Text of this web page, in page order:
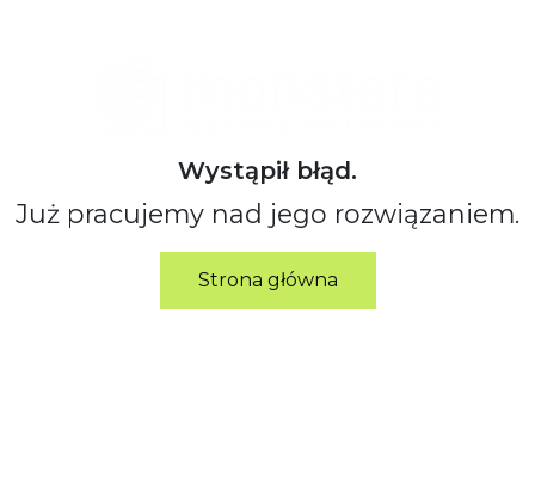
Wystąpił błąd.
Już pracujemy nad jego rozwiązaniem.
Strona główna